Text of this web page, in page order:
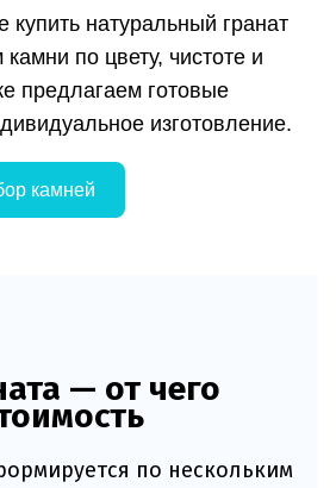
натуральный гранат
по цвету, чистоте и
предлагаем готовые
изготовление.
камней
— от чего
по нескольким